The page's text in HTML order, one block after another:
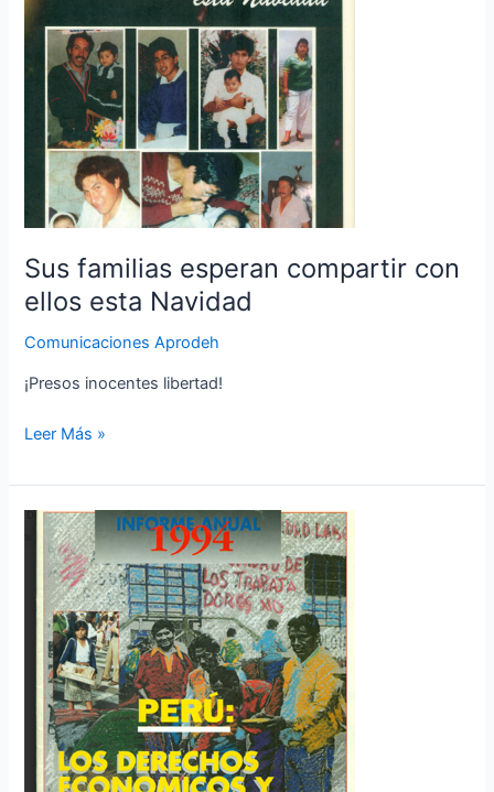
Sus familias esperan compartir con
ellos esta Navidad
Comunicaciones Aprodeh
¡Presos inocentes libertad!
con
ellos
esta
Navidad
Leer Más »
Perú:
Los
derechos
económicos
sociales